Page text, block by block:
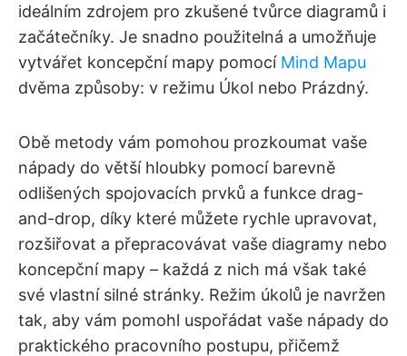
ideálním zdrojem pro zkušené tvůrce diagramů i
začátečníky. Je snadno použitelná a umožňuje
vytvářet koncepční mapy pomocí Mind Mapu
dvěma způsoby: v režimu Úkol nebo Prázdný.
Obě metody vám pomohou prozkoumat vaše
nápady do větší hloubky pomocí barevně
odlišených spojovacích prvků a funkce drag-
and-drop, díky které můžete rychle upravovat,
rozšiřovat a přepracovávat vaše diagramy nebo
koncepční mapy – každá z nich má však také
své vlastní silné stránky. Režim úkolů je navržen
tak, aby vám pomohl uspořádat vaše nápady do
praktického pracovního postupu, přičemž